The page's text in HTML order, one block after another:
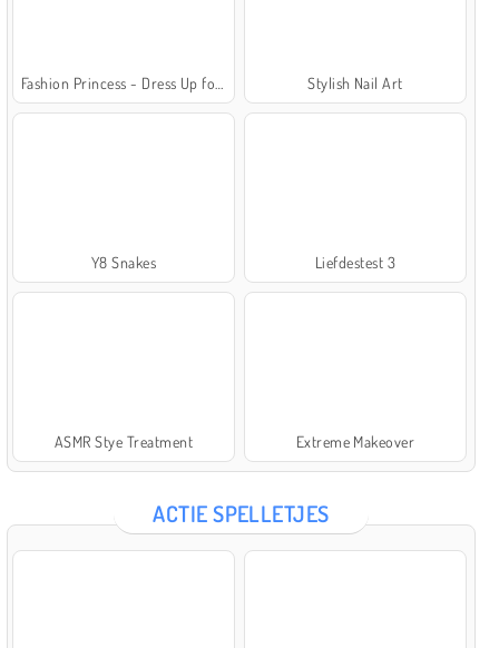
Stylish Nail Art
Y8 Snakes Liefdestest 3
ASMR Stye Treatment Extreme Makeover
ACTIE SPELLETJES